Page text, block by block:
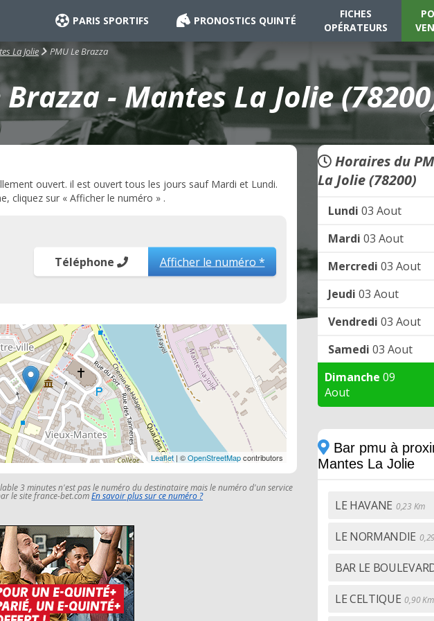
PARIS SPORTIFS PRONOSTICS QUINTÉ
FICHES
OPÉRATEURS
La Jolie PMU Le Brazza
Brazza - Mantes La Jolie
ouvert. il est ouvert tous les jours sauf Mardi et Lundi.
cliquez sur « Afficher le numéro » .
Téléphone Afficher le numéro *
Leaflet | ©OpenStreetMapcontributors
3 minutes n'est pas le numéro du destinataire mais le numéro d'un service
le site france-bet.comEn savoir plus sur ce numéro ?
Horaires du
La Jolie (78200)
Lundi 03 Aout
Mardi 03 Aout
Mercredi 03 Aout
Jeudi 03 Aout
Vendredi 03 Aout
Samedi 03 Aout
Dimanche 09
Aout
Bar pmu à
Mantes La Jolie
LE HAVANE 0,23 Km
LE NORMANDIE
BAR LE
LE CELTIQUE 0,90 Km